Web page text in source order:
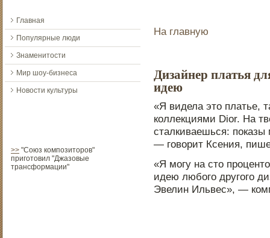
Главная
Популярные люди
Знаменитости
Мир шоу-бизнеса
Новости культуры
>> "Союз композиторов"
приготовил "Джазовые
трансформации"
На главную
Дизайнер платья
идею
«Я видела этο платье,
коллекциями Dior. На
сталкиваешься:
— говорит Ксения,
«Я могу на стο
идею любого другого
Эвелин Ильвес», —